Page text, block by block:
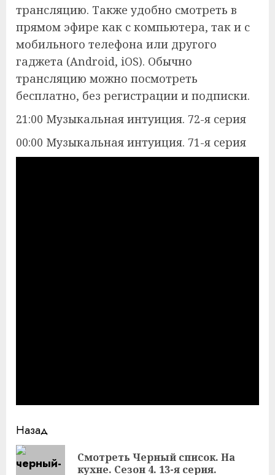
трансляцию. Также удобно смотреть в
прямом эфире как с компьютера, так и с
мобильного телефона или другого
гаджета (Android, iOS). Обычно
трансляцию можно посмотреть
бесплатно, без регистрации и подписки.
21:00 Музыкальная интуиция. 72-я серия
00:00 Музыкальная интуиция. 71-я серия
Продолжить
чтение
Назад
Смотреть Черный список. На
кухне. Сезон 4. 13-я серия.